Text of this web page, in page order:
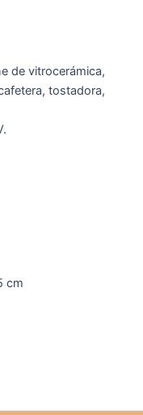
de vitrocerámica,
tostadora,
cm